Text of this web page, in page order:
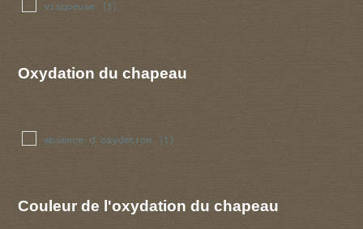
visqueuse (1)
Oxydation du chapeau
absence d oxydation (1)
Couleur de l'oxydation du chapeau